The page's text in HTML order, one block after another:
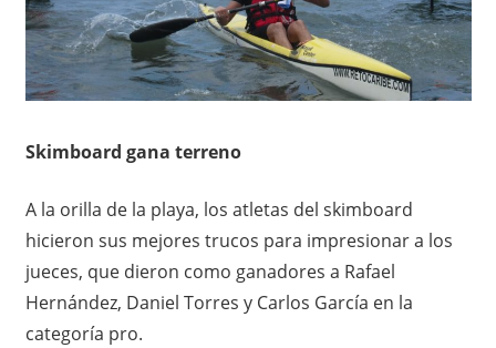
Skimboard gana terreno
A la orilla de la playa, los atletas del skimboard
hicieron sus mejores trucos para impresionar a los
jueces, que dieron como ganadores a Rafael
Hernández, Daniel Torres y Carlos García en la
categoría pro.